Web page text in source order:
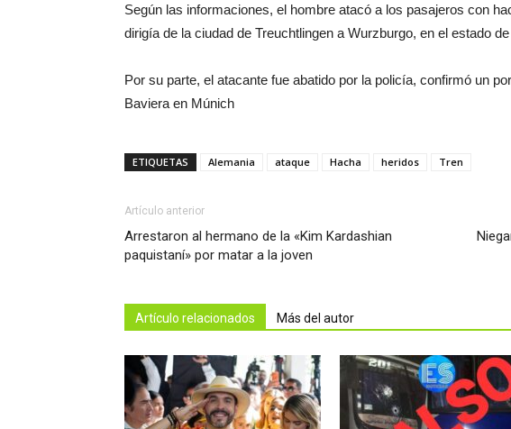
Según las informaciones, el hombre atacó a los pasajeros con
dirigía de la ciudad de Treuchtlingen a Wurzburgo, en el estado
Por su parte, el atacante fue abatido por la policía, confirmó un
Baviera en Múnich
ETIQUETAS Alemania ataque Hacha heridos Tren
Artículo anterior
Arrestaron al hermano de la «Kim Kardashian
paquistaní» por matar a la joven
Artículo relacionados Más del autor